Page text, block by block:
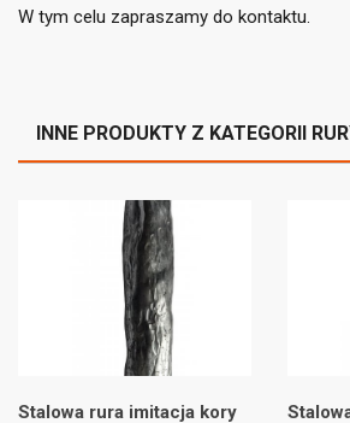
W tym celu zapraszamy do kontaktu.
INNE PRODUKTY Z KATEGORII
Stalowa rura imitacja kory